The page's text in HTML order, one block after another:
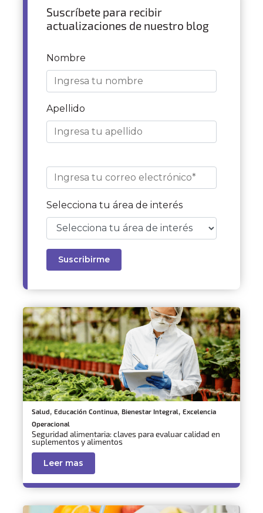
Suscríbete para recibir
actualizaciones de nuestro blog
Nombre
Apellido
Selecciona tu área de interés
Salud, Educación Continua, Bienestar Integral, Excelencia
Operacional
Seguridad alimentaria: claves para evaluar calidad en
suplementos y alimentos
Leer mas